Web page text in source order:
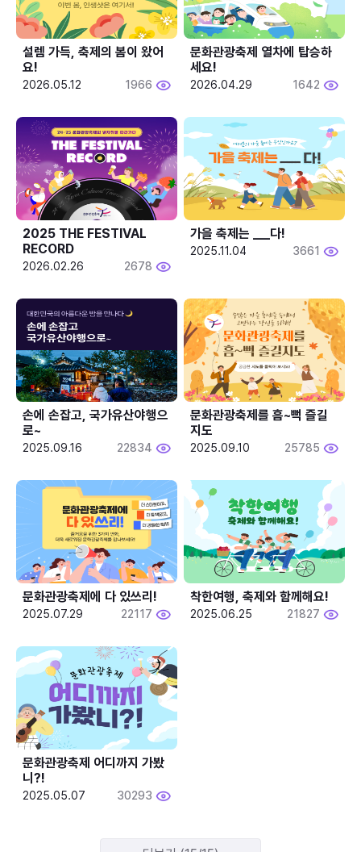
설렘 가득, 축제의 봄이 왔어
요!
2026.05.12 1966
문화관광축제 열차에 탑승하
세요!
2026.04.29 1642
2025 THE FESTIVAL
RECORD
2026.02.26 2678
2025.11.04 3661
손에 손잡고, 국가유산야행으
로~
2025.09.16 22834
문화관광축제를 흠~뻑 즐길
지도
2025.09.10 25785
문화관광축제에 다 있쓰리!
2025.07.29 22117
착한여행, 축제와 함께해요!
2025.06.25 21827
문화관광축제 어디까지 가봤
니?!
2025.05.07 30293